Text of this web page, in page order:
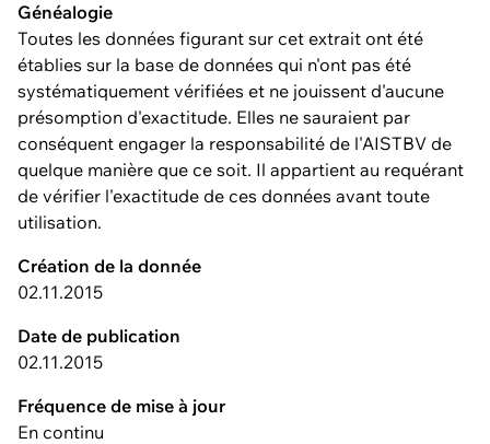
Généalogie
Toutes les données figurant sur cet extrait ont été
établies sur la base de données qui n'ont pas été
systématiquement vérifiées et ne jouissent d'aucune
présomption d'exactitude. Elles ne sauraient par
conséquent engager la responsabilité de l'AISTBV de
quelque manière que ce soit. Il appartient au requérant
de vérifier l'exactitude de ces données avant toute
utilisation.
Création de la donnée
02.11.2015
Date de publication
02.11.2015
Fréquence de mise à jour
En continu